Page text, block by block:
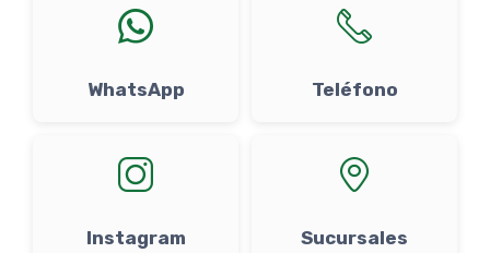
WhatsApp Teléfono
Instagram Sucursales